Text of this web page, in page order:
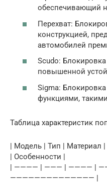
обеспечивающий
Перехват:
конструкцией,
автомобилей
Scudo:
повышенной
Sigma:
функциями,
Таблица характеристик
| Модель | Тип | Материал
| Особенности |
| ———— | ——— | ———— |
—————————————— |